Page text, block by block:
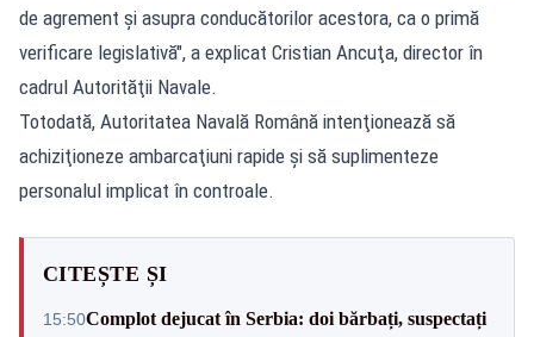
de agrement și asupra conducătorilor acestora, ca o primă
verificare legislativă", a explicat Cristian Ancuţa, director în
cadrul Autorităţii Navale.
Totodată, Autoritatea Navală Română intenţionează să
achiziţioneze ambarcaţiuni rapide şi să suplimenteze
personalul implicat în controale.
CITEȘTE ȘI
15:50Complot dejucat în Serbia: doi bărbați, suspectați